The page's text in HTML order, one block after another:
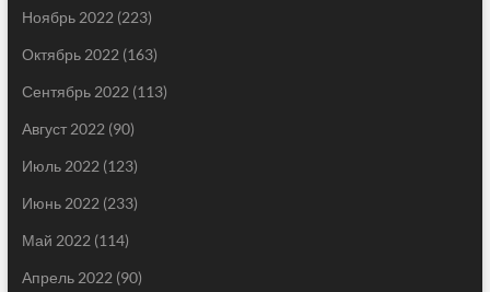
Ноябрь 2022 (223)
Октябрь 2022 (163)
Сентябрь 2022 (113)
Август 2022 (90)
Июль 2022 (123)
Июнь 2022 (233)
Май 2022 (114)
Апрель 2022 (90)